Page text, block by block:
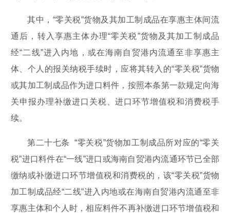
其中，“零关税”货物及其加工制成品在享惠主体间流
通后，转入享惠主体办理“零关税”货物及其加工制成品
经“二线”进入内地，或在海南自贸港内流通至非享惠主
体、个人的报关纳税手续时，应将其转入的“零关税”货物
或其加工制成品作为进口料件，按照本条第一款规定向海
关申报办理补缴进口关税、进口环节增值税和消费税手
续。
第二十七条 “零关税”货物加工制成品所对应的“零关
税”进口料件在“一线”进口或海南自贸港内流通环节已全部
缴纳或补缴进口环节增值税和消费税的，该“零关税”货物
加工制成品经“二线”进入内地或在海南自贸港内流通至非
享惠主体和个人时，相应料件不再补缴进口环节增值税和